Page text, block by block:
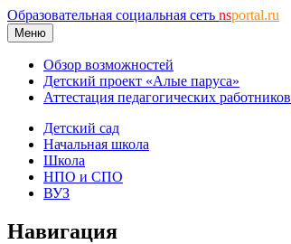
Образовательная социальная сеть nsportal.ru
Меню
Обзор возможностей
Детский проект «Алые паруса»
Аттестация педагогических работников
Детский сад
Начальная школа
Школа
НПО и СПО
ВУЗ
Навигация